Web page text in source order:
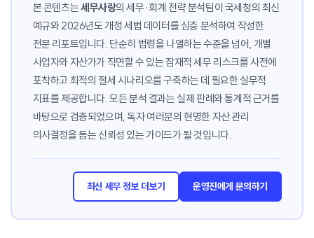
본 콘텐츠는세무사랑의 세무·회계 전략 분석팀이 국세청의 최신
예규와 2026년도 개정 세법 데이터를 심층 분석하여 작성한
전문 리포트입니다. 단순히 법령을 나열하는 수준을 넘어, 개별
사업자와 자산가가 직면할 수 있는 잠재적 세무 리스크를 사전에
포착하고 최적의 절세 시나리오를 구축하는 데 필요한 실무적
지표를 제공합니다. 모든 분석 결과는 실제 판례와 통계적 근거를
바탕으로 검증되었으며, 독자 여러분의 현명한 자산 관리
의사결정을 돕는 신뢰성 있는 가이드가 될 것입니다.
최신 세무 정보 더보기 운영진에게 문의하기